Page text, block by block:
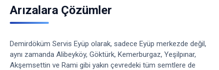
Arızalara Çözümler
Demirdöküm Servis Eyüp olarak, sadece Eyüp merkezde değil,
aynı zamanda Alibeyköy, Göktürk, Kemerburgaz, Yeşilpınar,
Akşemsettin ve Rami gibi yakın çevredeki tüm semtlere de